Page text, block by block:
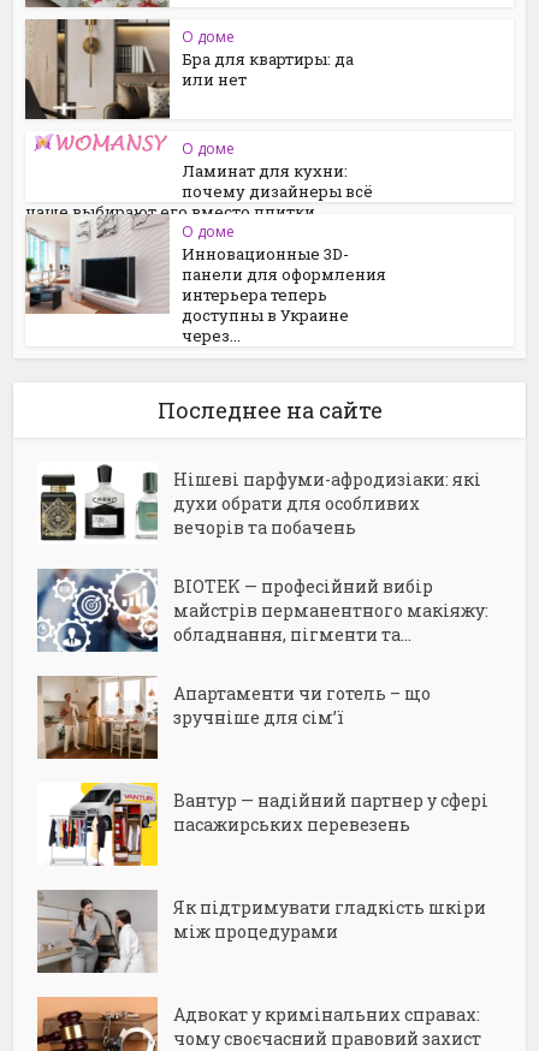
О доме
Бра для квартиры: да
или нет
О доме
Ламинат для кухни:
почему дизайнеры всё
чаще выбирают его вместо плитки
О доме
Инновационные 3D-
панели для оформления
интерьера теперь
доступны в Украине
через...
Последнее на сайте
Нішеві парфуми-афродизіаки: які
духи обрати для особливих
вечорів та побачень
BIOTEK — професійний вибір
майстрів перманентного макіяжу:
обладнання, пігменти та...
Апартаменти чи готель – що
зручніше для сім’ї
Вантур — надійний партнер у сфері
пасажирських перевезень
Як підтримувати гладкість шкіри
між процедурами
Адвокат у кримінальних справах:
чому своєчасний правовий захист